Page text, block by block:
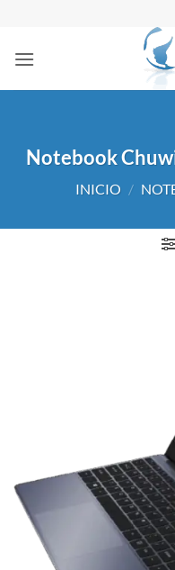
contenido
Notebook
INICIO /